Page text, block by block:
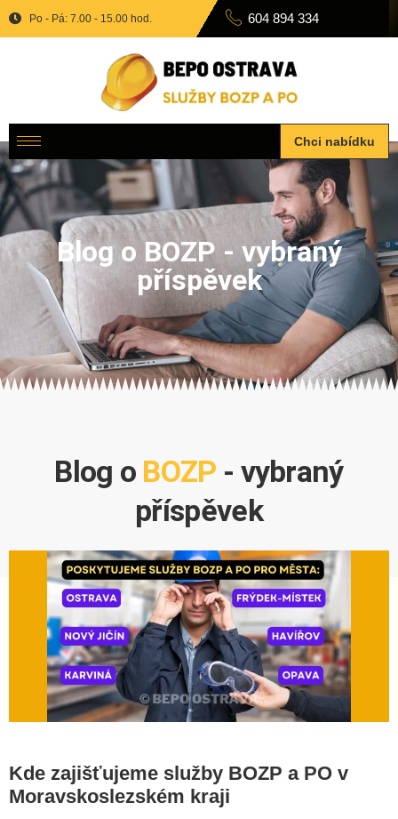
Po - Pá: 7.00 - 15.00 hod. 604 894 334
Chci nabídku
Blog o BOZP - vybraný
příspěvek
Blog o BOZP - vybraný
příspěvek
Kde zajišťujeme služby BOZP a PO v
Moravskoslezském kraji